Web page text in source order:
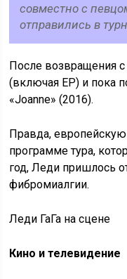
совместно с
отправились в
После возвращения
(включая ЕР) и пока
«Joanne» (2016).
Правда, европейскую
программе тура,
год, Леди пришлось
фибромиалгии.
Леди ГаГа на сцене
Кино и телевидение